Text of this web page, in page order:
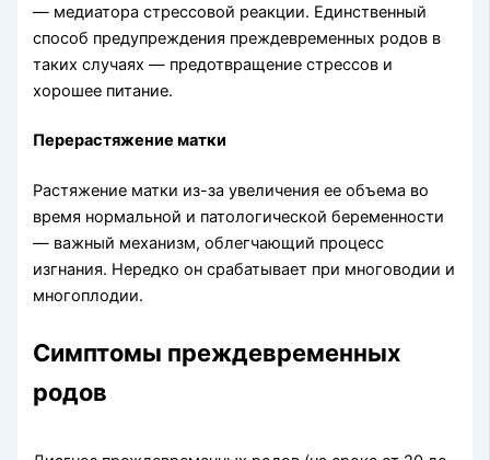
— медиатора стрессовой реакции. Единственный
способ предупреждения преждевременных родов в
таких случаях — предотвращение стрессов и
хорошее питание.
Перерастяжение матки
Растяжение матки из-за увеличения ее объема во
время нормальной и патологической беременности
— важный механизм, облегчающий процесс
изгнания. Нередко он срабатывает при многоводии и
многоплодии.
Симптомы преждевременных
родов